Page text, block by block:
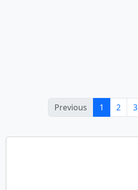
Previous 1 2 3